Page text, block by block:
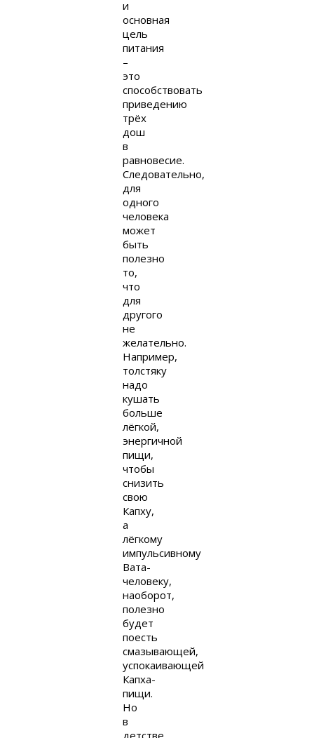
и
основная
цель
питания
–
это
способствовать
приведению
трёх
дош
в
равновесие.
Следовательно,
для
одного
человека
может
быть
полезно
то,
что
для
другого
не
желательно.
Например,
толстяку
надо
кушать
больше
лёгкой,
энергичной
пищи,
чтобы
снизить
свою
Капху,
а
лёгкому
импульсивному
Вата-
человеку,
наоборот,
полезно
будет
поесть
смазывающей,
успокаивающей
Капха-
пищи.
Но
в